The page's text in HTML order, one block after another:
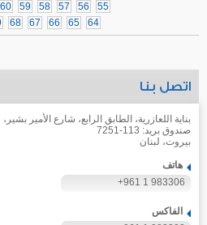
55
56
57
58
59
60
64
65
66
67
68
اتصل بنا
بناية اللعازرية، الطابق الرابع، شارع الأمير
صندوق بريد: 113-7251
بيروت، لبنان
هاتف
+961 1 983306
الفاكس